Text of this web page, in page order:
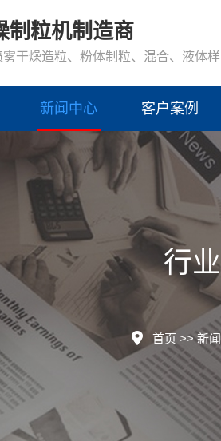
制粒机制造商
干燥造粒、粉体制粒、混合、液体
新闻中心 客户案例
行
首页 >>新